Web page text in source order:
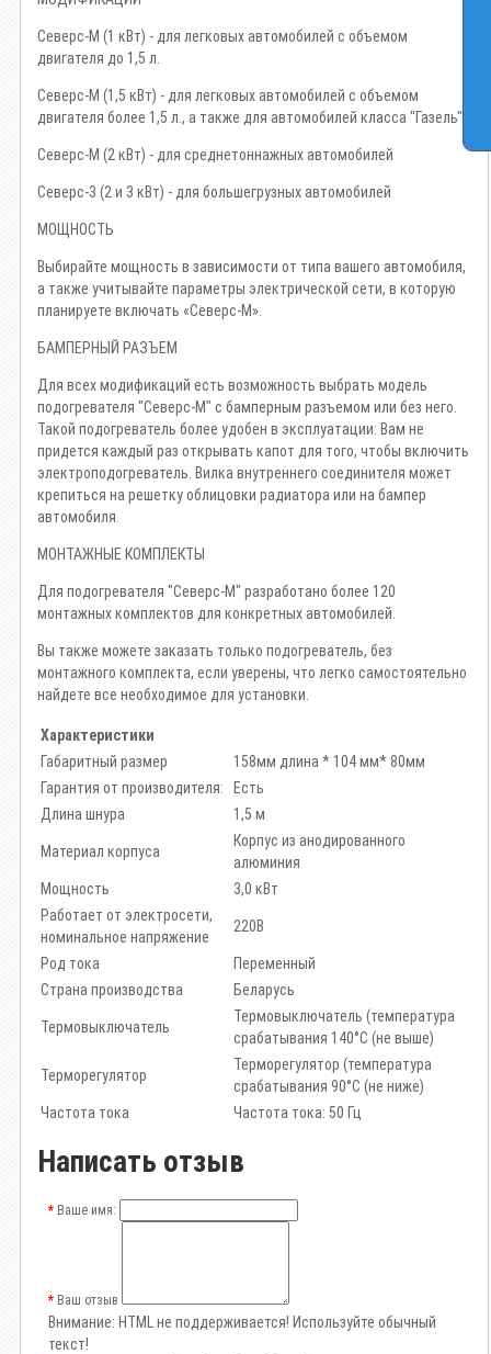
Северс-М (1 кВт) - для легковых автомобилей с объемом
двигателя до 1,5 л.
Северс-М (1,5 кВт) - для легковых автомобилей с объемом
двигателя более 1,5 л., а также для автомобилей класса "Газель"
Северс-М (2 кВт) - для среднетоннажных автомобилей
Северс-3 (2 и 3 кВт) - для большегрузных автомобилей
МОЩНОСТЬ
Выбирайте мощность в зависимости от типа вашего автомобиля,
а также учитывайте параметры электрической сети, в которую
планируете включать «Северс-М».
БАМПЕРНЫЙ РАЗЪЕМ
Для всех модификаций есть возможность выбрать модель
подогревателя "Северс-М" с бамперным разъемом или без него.
Такой подогреватель более удобен в эксплуатации: Вам не
придется каждый раз открывать капот для того, чтобы включить
электроподогреватель. Вилка внутреннего соединителя может
крепиться на решетку облицовки радиатора или на бампер
автомобиля.
МОНТАЖНЫЕ КОМПЛЕКТЫ
Для подогревателя "Северс-М" разработано более 120
монтажных комплектов для конкретных автомобилей.
Вы также можете заказать только подогреватель, без
монтажного комплекта, если уверены, что легко самостоятельно
найдете все необходимое для установки.
Характеристики
Габаритный размер
158мм длина * 104 мм* 80мм
Гарантия от производителя:
Есть
Длина шнура
1,5 м
Материал корпуса
Корпус из анодированного
алюминия
Мощность
3,0 кВт
Работает от электросети,
номинальное напряжение
220В
Род тока
Переменный
Страна производства
Беларусь
Термовыключатель
Термовыключатель (температура
срабатывания 140°С (не выше)
Терморегулятор
Терморегулятор (температура
срабатывания 90°С (не ниже)
Частота тока
Частота тока: 50 Гц
Написать отзыв
Ваше имя:
Ваш отзыв
Внимание: HTML не поддерживается! Используйте обычный
текст!